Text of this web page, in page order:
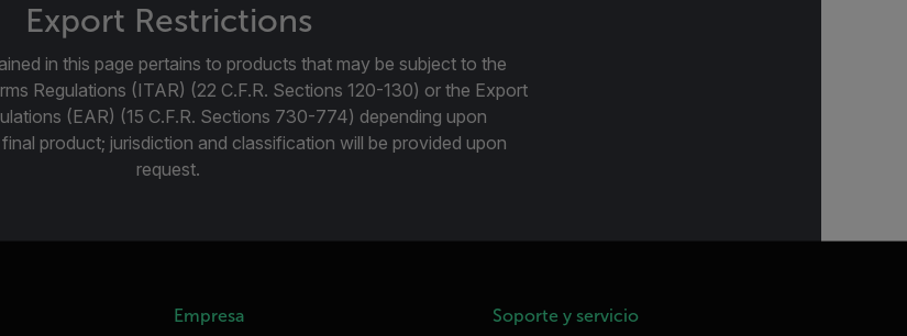
Export Restrictions
in this page pertains to products that may be subject to the
Regulations (ITAR) (22 C.F.R. Sections 120-130) or the Export
(EAR) (15 C.F.R. Sections 730-774) depending upon
product; jurisdiction and classification will be provided upon
request.
Empresa Soporte y servicio